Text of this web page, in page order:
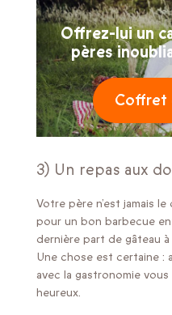
Offrez-lui un
pères
Coffret
3) Un repas aux
Votre père n’est jamais
pour un bon barbecue
dernière part de gâteau à
Une chose est certaine :
avec la gastronomie
heureux.